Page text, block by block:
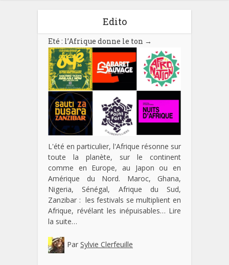
Edito
Eté : l’Afrique donne le ton →
L'été en particulier, l'Afrique résonne sur
toute la planète, sur le continent
comme en Europe, au Japon ou en
Amérique du Nord. Maroc, Ghana,
Nigeria, Sénégal, Afrique du Sud,
Zanzibar : les festivals se multiplient en
Afrique, révélant les inépuisables… Lire
la suite…
Par Sylvie Clerfeuille